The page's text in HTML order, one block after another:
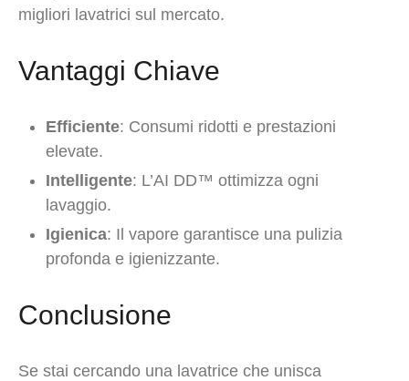
migliori lavatrici sul mercato.
Vantaggi Chiave
Efficiente: Consumi ridotti e prestazioni
elevate.
Intelligente: L’AI DD™ ottimizza ogni
lavaggio.
Igienica: Il vapore garantisce una pulizia
profonda e igienizzante.
Conclusione
Se stai cercando una lavatrice che unisca